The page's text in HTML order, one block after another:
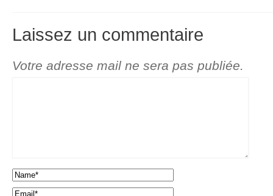
Laissez un commentaire
Votre adresse mail ne sera pas publiée.